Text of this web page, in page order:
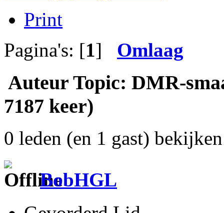
Print
Pagina's: [1] Omlaag
Auteur Topic: DMR-
7187 keer)
0 leden (en 1 gast)
BobHGL